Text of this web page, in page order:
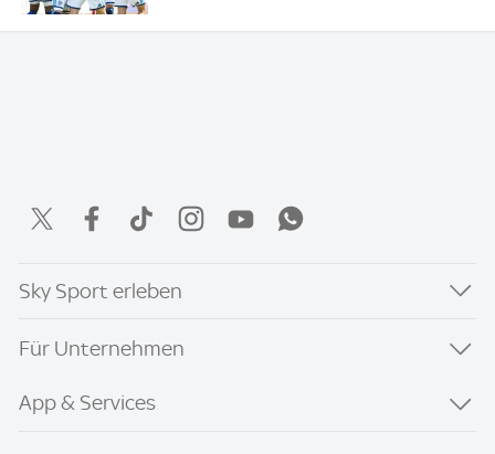
Sky Sport erleben
Für Unternehmen
App & Services